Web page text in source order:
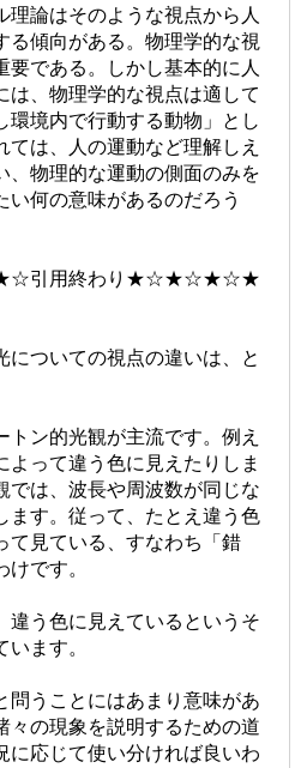
理論はそのような視点から人
る傾向がある。物理学的な視
要である。しかし基本的に人
は、物理学的な視点は適して
環境内で行動する動物」とし
は、人の運動など理解しえ
、物理的な運動の側面のみを
い何の意味があるのだろう
用終わり★☆★☆★☆★
についての視点の違いは、と
ン的光観が主流です。例え
よって違う色に見えたりしま
では、波長や周波数が同じな
ます。従って、たとえ違う色
て見ている、すなわち「錯
です。
違う色に見えているというそ
ます。
問うことにはあまり意味があ
々の現象を説明するための道
に応じて使い分ければ良いわ